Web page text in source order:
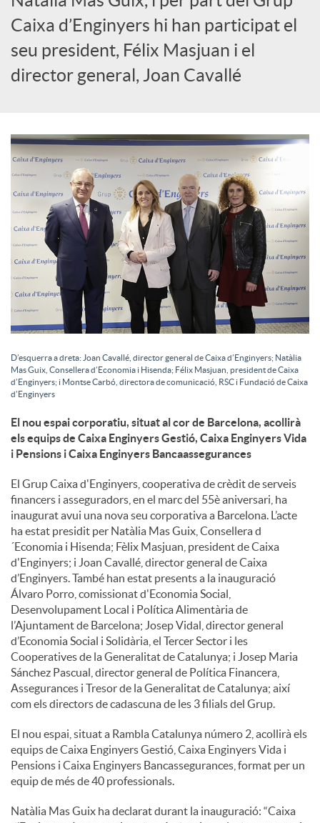
o
c
a
l
s
Caixa d’Enginyers hi han participat el
seu president, Félix Masjuan i el
director general, Joan Cavallé
D’esquerra a dreta: Joan Cavallé, director general de Caixa d’Enginyers; Natàlia
Mas Guix, Consellera d’Economia i Hisenda; Félix Masjuan, president de Caixa
d’Enginyers; i Montse Carbó, directora de comunicació, RSC i Fundació de Caixa
d’Enginyers
El nou espai corporatiu, situat al cor de Barcelona, acollirà
els equips de Caixa Enginyers Gestió, Caixa Enginyers Vida
i Pensions i Caixa Enginyers Bancaassegurances
El Grup Caixa d'Enginyers, cooperativa de crèdit de serveis
financers i asseguradors, en el marc del 55è aniversari, ha
inaugurat avui una nova seu corporativa a Barcelona. L’acte
ha estat presidit per Natàlia Mas Guix, Consellera d
´Economia i Hisenda; Fèlix Masjuan, president de Caixa
d'Enginyers; i Joan Cavallé, director general de Caixa
d’Enginyers. També han estat presents a la inauguració
Álvaro Porro, comissionat d'Economia Social,
Desenvolupament Local i Política Alimentària de
l’Ajuntament de Barcelona; Josep Vidal, director general
d’Economia Social i Solidària, el Tercer Sector i les
Cooperatives de la Generalitat de Catalunya; i Josep Maria
Sánchez Pascual, director general de Política Financera,
Assegurances i Tresor de la Generalitat de Catalunya; així
com els directors de cadascuna de les 3 filials del Grup.
El nou espai, situat a Rambla Catalunya número 2, acollirà els
equips de Caixa Enginyers Gestió, Caixa Enginyers Vida i
Pensions i Caixa Enginyers Bancassegurances, format per un
equip de més de 40 professionals.
Natàlia Mas Guix ha declarat durant la inauguració: “Caixa